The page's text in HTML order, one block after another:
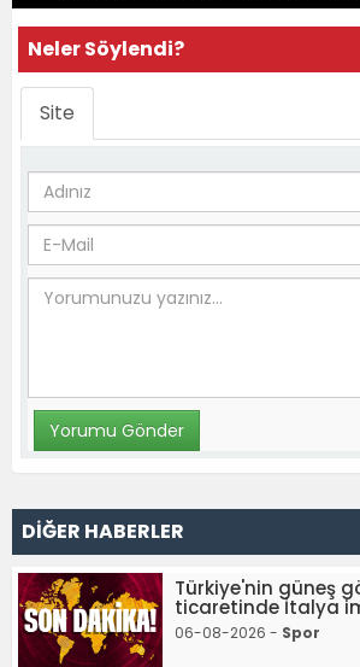
Neler Söylendi?
Site
DİĞER HABERLER
Türkiye'nin güneş
ticaretinde İtalya
06-08-2026 - Spor